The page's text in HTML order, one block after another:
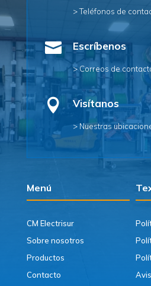
> Teléfonos de
 Escríbenos
> Correos de
 Visítanos
> Nuestras
Menú
CM Electrisur
Sobre nosotros
Productos
Contacto